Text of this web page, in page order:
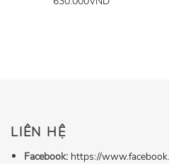
LIÊN HỆ
Facebook: https://